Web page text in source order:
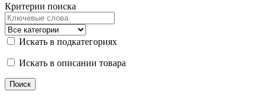
Критерии поиска
Искать в подкатегориях
Искать в описании товара